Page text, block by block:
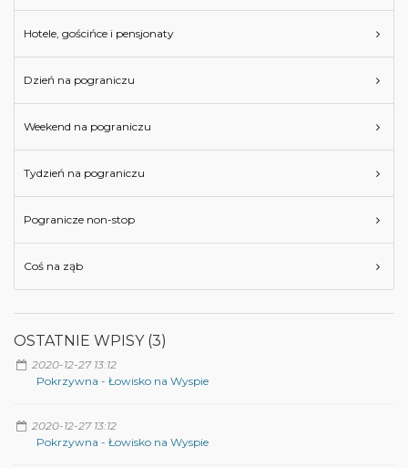
Hotele, gościńce i pensjonaty
Dzień na pograniczu
Weekend na pograniczu
Tydzień na pograniczu
Pogranicze non-stop
Coś na ząb
OSTATNIE WPISY (3)
2020-12-27 13:12
Pokrzywna - Łowisko na Wyspie
2020-12-27 13:12
Pokrzywna - Łowisko na Wyspie